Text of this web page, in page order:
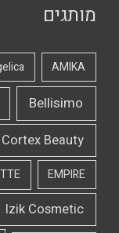
מותגים
AMIKA
Bellisimo
Cortex Beauty
EMPIRE
Izik Cosmetic